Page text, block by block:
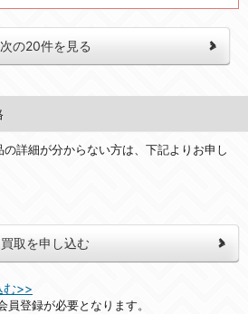
次の20件を見る
詳細が分からない方は、下記よりお申し
買取を申し込む
む>>
登録が必要となります。